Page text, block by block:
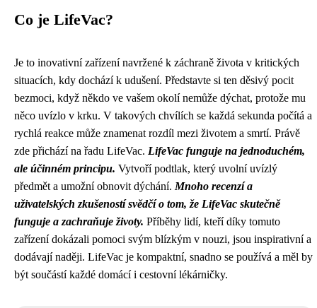
Co je LifeVac?
Je to inovativní zařízení navržené k záchraně života v kritických
situacích, kdy dochází k udušení. Představte si ten děsivý pocit
bezmoci, když někdo ve vašem okolí nemůže dýchat, protože mu
něco uvízlo v krku. V takových chvílích se každá sekunda počítá a
rychlá reakce může znamenat rozdíl mezi životem a smrtí. Právě
zde přichází na řadu LifeVac. LifeVac funguje na jednoduchém,
ale účinném principu. Vytvoří podtlak, který uvolní uvízlý
předmět a umožní obnovit dýchání. Mnoho recenzí a
uživatelských zkušeností svědčí o tom, že LifeVac skutečně
funguje a zachraňuje životy. Příběhy lidí, kteří díky tomuto
zařízení dokázali pomoci svým blízkým v nouzi, jsou inspirativní a
dodávají naději. LifeVac je kompaktní, snadno se používá a měl by
být součástí každé domácí i cestovní lékárničky.